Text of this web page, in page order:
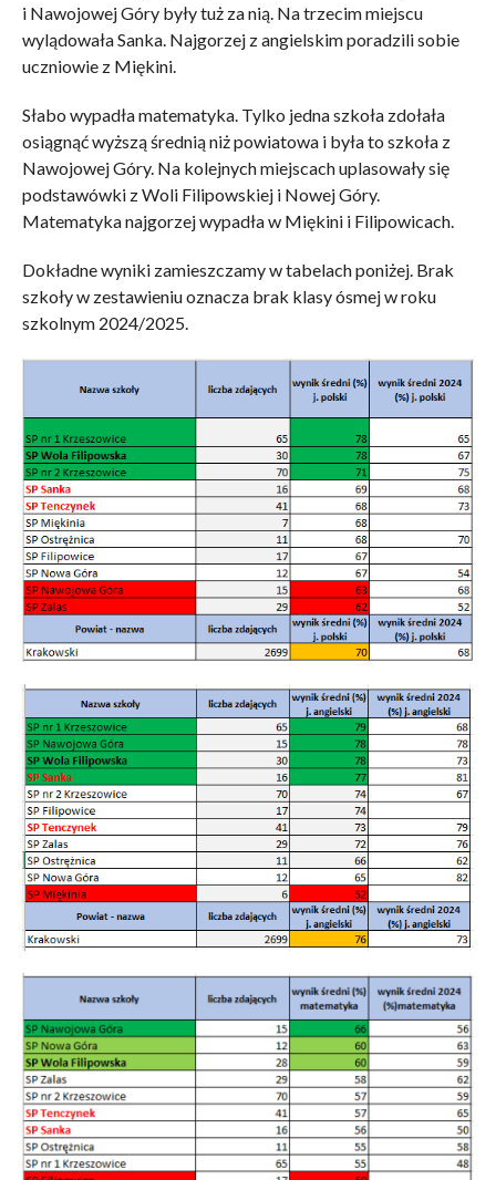
i Nawojowej Góry były tuż za nią. Na trzecim miejscu
wylądowała Sanka. Najgorzej z angielskim poradzili sobie
uczniowie z Miękini.
Słabo wypadła matematyka. Tylko jedna szkoła zdołała
osiągnąć wyższą średnią niż powiatowa i była to szkoła z
Nawojowej Góry. Na kolejnych miejscach uplasowały się
podstawówki z Woli Filipowskiej i Nowej Góry.
Matematyka najgorzej wypadła w Miękini i Filipowicach.
Dokładne wyniki zamieszczamy w tabelach poniżej. Brak
szkoły w zestawieniu oznacza brak klasy ósmej w roku
szkolnym 2024/2025.